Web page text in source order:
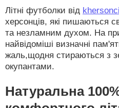
Літні футболки від
херсонців, які пишаються
та незламним духом. На
найвідоміші визначні
жаль,щодня стираються з
окупантами.
Натуральна